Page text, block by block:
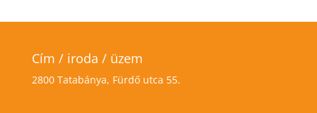
Cím / iroda / üzem
2800 Tatabánya, Fürdő utca 55.